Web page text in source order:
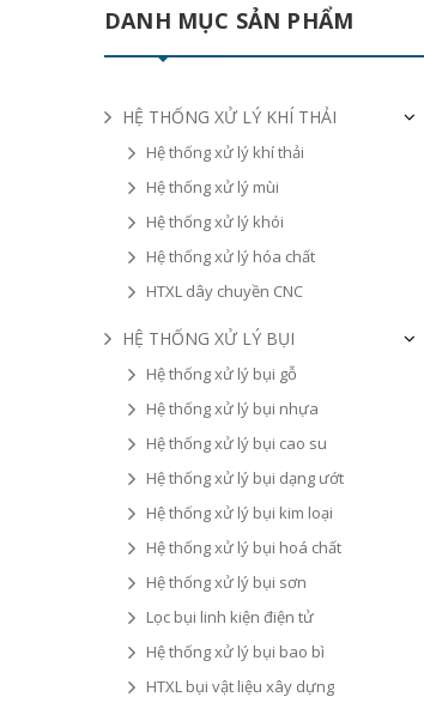
DANH MỤC SẢN PHẨM
HỆ THỐNG XỬ LÝ KHÍ THẢI
Hệ thống xử lý khí thải
Hệ thống xử lý mùi
Hệ thống xử lý khói
Hệ thống xử lý hóa chất
HTXL dây chuyền CNC
HỆ THỐNG XỬ LÝ BỤI
Hệ thống xử lý bụi gỗ
Hệ thống xử lý bụi nhựa
Hệ thống xử lý bụi cao su
Hệ thống xử lý bụi dạng ướt
Hệ thống xử lý bụi kim loại
Hệ thống xử lý bụi hoá chất
Hệ thống xử lý bụi sơn
Lọc bụi linh kiện điện tử
Hệ thống xử lý bụi bao bì
HTXL bụi vật liệu xây dựng